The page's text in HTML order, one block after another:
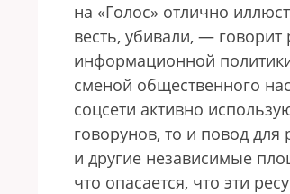
на «Голос» отлично
весть, убивали, —
информационной
сменой общественного
соцсети активно
говорунов, то и повод для
и другие независимые
что опасается, что эти